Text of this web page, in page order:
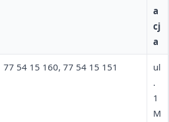
a
cj
a
77 54 15 160, 77 54 15 151
ul
.
1
M